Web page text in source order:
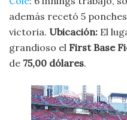
además recetó 5
victoria. Ubicación: El
grandioso el First Base
de 75,00 dólares.